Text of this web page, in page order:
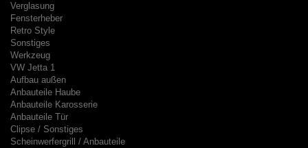
Verglasung
Fensterheber
Retro Style
Sonstiges
Werkzeug
VW Jetta 1
Aufbau außen
Anbauteile Haube
Anbauteile Karosserie
Anbauteile Tür
Clipse / Sonstiges
Scheinwerfergrill / Anbauteile